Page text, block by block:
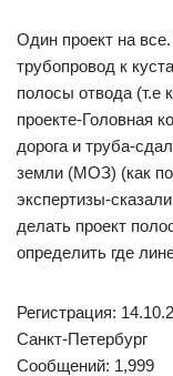
Один проект на
трубопровод к
полосы отвода (т.е
проекте-Головная
дорога и труба-
земли (МОЗ) (как
экспертизы-
делать проект
определить где
Регистрация:
Санкт-Петербург
Сообщений: 1,999